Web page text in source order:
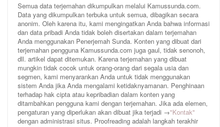
Semua data terjemahan dikumpulkan melalui Kamussunda.com.
Data yang dikumpulkan terbuka untuk semua, dibagikan secara
anonim. Oleh karena itu, kami mengingatkan Anda bahwa informasi
dan data pribadi Anda tidak boleh disertakan dalam terjemahan
Anda menggunakan Penerjemah Sunda. Konten yang dibuat dari
terjemahan pengguna Kamussunda.com juga gaul, tidak senonoh,
dll. artikel dapat ditemukan. Karena terjemahan yang dibuat
mungkin tidak cocok untuk orang-orang dari segala usia dan
segmen, kami menyarankan Anda untuk tidak menggunakan
sistem Anda jika Anda mengalami ketidaknyamanan. Penghinaan
terhadap hak cipta atau kepribadian dalam konten yang
ditambahkan pengguna kami dengan terjemahan. Jika ada elemen,
pengaturan yang diperlukan akan dibuat jika terjadi →"Kontak"
dengan administrasi situs. Proofreading adalah langkah terakhir